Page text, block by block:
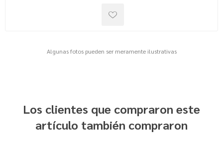
Algunas fotos pueden ser meramente ilustrativas
Los clientes que compraron este
artículo también compraron